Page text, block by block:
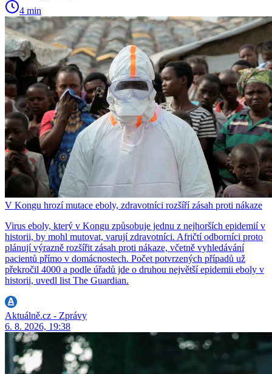
4 min
V Kongu hrozí mutace eboly, zdravotníci rozšíří zásah proti nákaze
Virus eboly, který v Kongu způsobuje jednu z nejhorších epidemií v
historii, by mohl mutovat, varují zdravotníci. Afričtí odborníci proto
plánují výrazně rozšířit zásah proti nákaze, včetně vyhledávání
pacientů přímo v domácnostech. Počet potvrzených případů už
překročil 4000 a podle úřadů jde o druhou největší epidemii eboly v
historii, uvedl list The Guardian.
Aktuálně.cz - Zprávy
6. 8. 2026, 19:38